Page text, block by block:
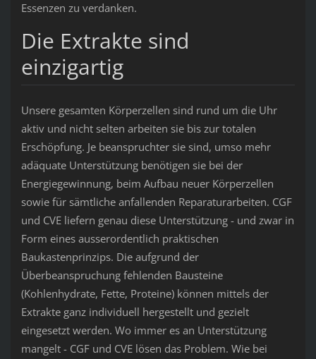
Essenzen zu verdanken.
Die Extrakte sind
einzigartig
Unsere gesamten Körperzellen sind rund um die Uhr
aktiv und nicht selten arbeiten sie bis zur totalen
Erschöpfung. Je beanspruchter sie sind, umso mehr
adäquate Unterstützung benötigen sie bei der
Energiegewinnung, beim Aufbau neuer Körperzellen
sowie für sämtliche anfallenden Reparaturarbeiten. CGF
und CVE liefern genau diese Unterstützung - und zwar in
Form eines ausserordentlich praktischen
Baukastenprinzips. Die aufgrund der
Überbeanspruchung fehlenden Bausteine
(Kohlenhydrate, Fette, Proteine) können mittels der
Extrakte ganz individuell hergestellt und gezielt
eingesetzt werden. Wo immer es an Unterstützung
mangelt - CGF und CVE lösen das Problem. Wie bei